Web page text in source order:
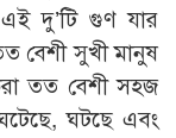
এই দু’টি গুণ যার
বেশী সুখী মানুষ
তত বেশী সহজ
ঘটছে এবং